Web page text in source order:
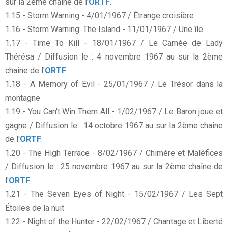
1.15 - Storm Warning - 4/01/1967 / Étrange croisière
1.16 - Storm Warning: The Island - 11/01/1967 / Une île
1.17 - Time To Kill - 18/01/1967 / Le Camée de Lady
Thérésa / Diffusion le : 4 novembre 1967 au sur la 2ème
chaîne de l'ORTF
1.18 - A Memory of Evil - 25/01/1967 / Le Trésor dans la
montagne
1.19 - You Can't Win Them All - 1/02/1967 / Le Baron joue et
gagne / Diffusion le : 14 octobre 1967 au sur la 2ème chaîne
de l'ORTF
1.20 - The High Terrace - 8/02/1967 / Chimère et Maléfices
/ Diffusion le : 25 novembre 1967 au sur la 2ème chaîne de
l'ORTF
1.21 - The Seven Eyes of Night - 15/02/1967 / Les Sept
Étoiles de la nuit
1.22 - Night of the Hunter - 22/02/1967 / Chantage et Liberté